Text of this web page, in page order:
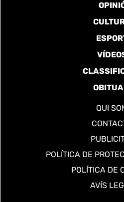
QUI
POLÍTICA DE
POLÍTICA DE
AVÍS